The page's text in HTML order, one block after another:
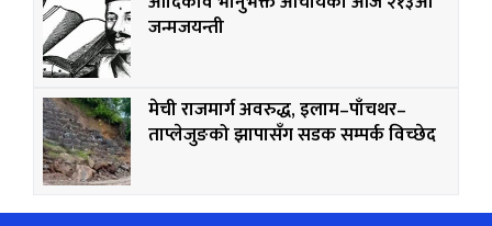
जन्मजयन्ती
मेची राजमार्ग अवरुद्ध, इलाम–पाँचथर–
ताप्लेजुङको झापासँग सडक सम्पर्क विच्छेद